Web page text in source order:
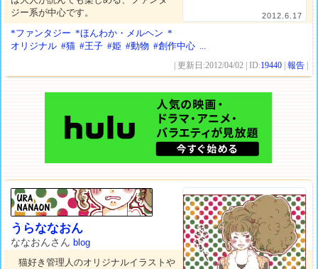
2012.6.17
ジー系が中心です。
*ファンタジー *ほんわか・メルヘン *
オリジナル #猫 #王子 #姫 #動物 #創作中心 ...
| 更新日:2012/04/02 | ID:19440 |報告
うらななおん
ななおんさんblog
猫好き管理人のオリジナルイラストや